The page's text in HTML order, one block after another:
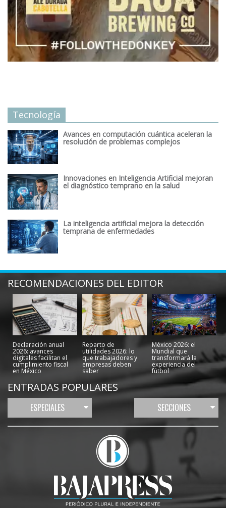
Tecnología
Avances en computación cuántica aceleran la
resolución de problemas complejos
Innovaciones en Inteligencia Artificial mejoran
el diagnóstico temprano en la salud
La inteligencia artificial mejora la detección
temprana de enfermedades
RECOMENDACIONES DEL EDITOR
Declaración anual
2026: avances
digitales facilitan el
cumplimiento fiscal
en México
Reparto de
utilidades 2026: lo
que trabajadores y
empresas deben
saber
México 2026: el
Mundial que
transformará la
experiencia del
fútbol
ENTRADAS POPULARES
ESPECIALES SECCIONES